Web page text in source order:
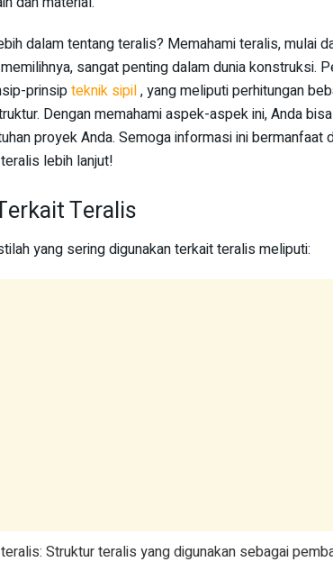
dalam tentang teralis? Memahami teralis, mulai
sangat penting dalam dunia konstruksi.
prinsipteknik sipil, yang meliputi perhitungan
Dengan memahami aspek-aspek ini, Anda
proyek Anda. Semoga informasi ini bermanfaat
lebih lanjut!
Teralis
yang sering digunakan terkait teralis meliputi:
Struktur teralis yang digunakan sebagai